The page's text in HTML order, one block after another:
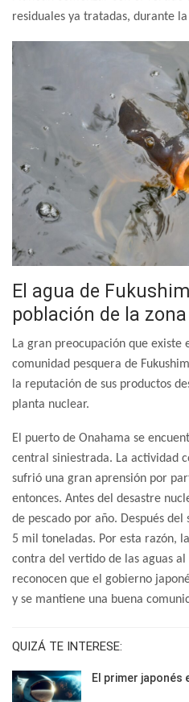
residuales ya tratadas, durante
El agua de
población de la zona
La gran preocupación que existe
comunidad pesquera de
la reputación de sus productos
planta nuclear.
El puerto de Onahama se
central siniestrada. La actividad
sufrió una gran aprensión por
entonces. Antes del desastre
de pescado por año. Después
5 mil toneladas. Por esta razón,
contra del vertido de las aguas
reconocen que el gobierno
y se mantiene una buena
QUIZÁ TE INTERESE:
El primer japonés